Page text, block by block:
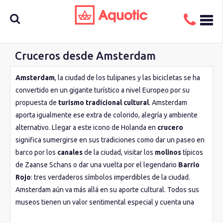
Busca
aquí tu
crucero
Cruceros desde Amsterdam
Amsterdam, la ciudad de los tulipanes y las bicicletas se ha
convertido en un gigante turístico a nivel Europeo por su
propuesta de turismo tradicional cultural. Amsterdam
aporta igualmente ese extra de colorido, alegría y ambiente
alternativo. Llegar a este icono de Holanda en crucero
significa sumergirse en sus tradiciones como dar un paseo en
barco por los canalesde la ciudad, visitar los molinostípicos
de Zaanse Schans o dar una vuelta por el legendario Barrio
Rojo: tres verdaderos símbolos imperdibles de la ciudad.
Amsterdam aún va más allá en su aporte cultural. Todos sus
museos tienen un valor sentimental especial y cuenta una